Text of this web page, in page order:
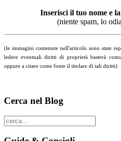
Inserisci il tuo nome e
(niente spam, lo
(le immagini contenute nell'articolo sono state
ledere eventuali diritti di proprietà basterà
oppure a citare come fonte il titolare di tali diritti)
Cerca nel Blog